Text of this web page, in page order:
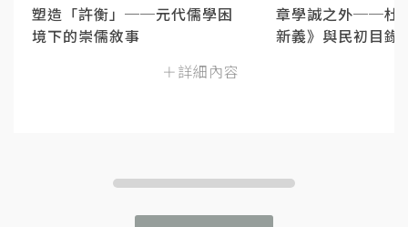
塑造「許衡」──元代儒學困
境下的崇儒敘事
＋詳細內容
章學誠之外──杜
新義》與民初目錄